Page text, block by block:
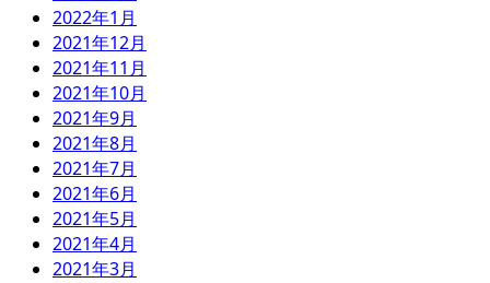
2022年1月
2021年12月
2021年11月
2021年10月
2021年9月
2021年8月
2021年7月
2021年6月
2021年5月
2021年4月
2021年3月